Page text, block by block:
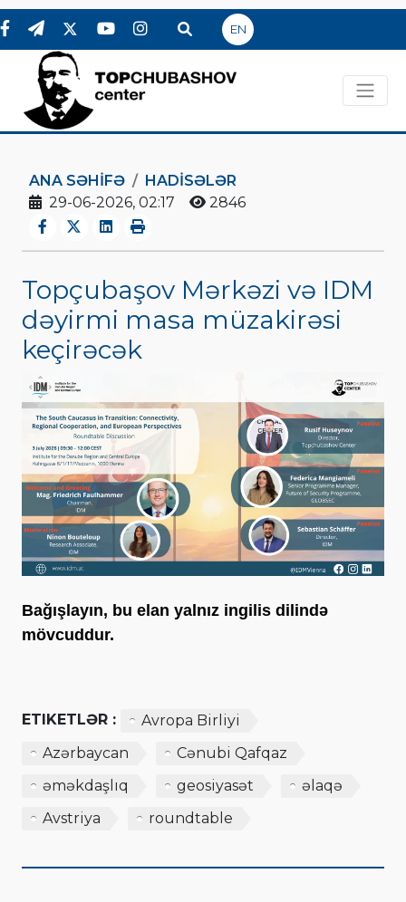
EN
ANA SƏHIFƏ
HADİSƏLƏR
29-06-2026, 02:17
2846
Topçubaşov Mərkəzi və IDM
dəyirmi masa müzakirəsi
keçirəcək
Bağışlayın, bu elan yalnız ingilis dilində
mövcuddur.
ETIKETLƏR :
Avropa Birliyi
Azərbaycan
Cənubi Qafqaz
əməkdaşlıq
geosiyasət
əlaqə
Avstriya
roundtable